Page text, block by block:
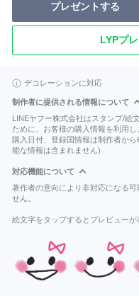
プレゼントする
LYPプ
デコレーションに対応
制作者に提供される情報について
LINEヤフー株式会社はスタンプ/絵
ために、お客様の購入情報を利用し
購入日付、登録国情報は制作者か
能な情報は含まれません)
対応機能について
著作者の意向により非対応になる
せん。
絵文字をタップするとプレビューが